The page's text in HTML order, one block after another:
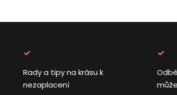
Rady a tipy na krásu k
nezaplacení